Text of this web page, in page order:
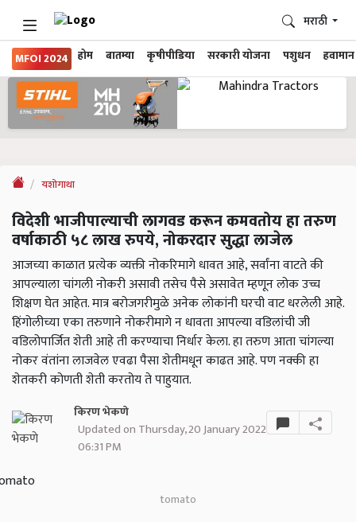
MFOI 2024 होम बातम्या कृषीपीडिया सरकारी योजना पशुधन हवामान
मराठी
यशोगाथा
विदेशी भाजीपाल्याची लागवड करून कमवतोय हा तरुण
वर्षाकाठी ५८ लाख रुपये, नोकरदार सुद्धा लाजेल
आजच्या काळात प्रत्येक व्यक्ती नोकरिमागे धावत आहे, सर्वांना वाटते की
आपल्याला चांगली नोकरी असावी तसेच पैसे असावेत म्हणून लोक उच्च
शिक्षण घेत आहेत. मात्र बरोजगरीमुळे अनेक लोकांनी घरची वाट धरलेली आहे.
हिंगोलीच्या एका तरुणाने नोकरीमागे न धावता आपल्या वडिलांची जी
वडिलोपार्जित शेती आहे ती करण्याचा निर्धार केला. हा तरुण आता चांगल्या
नोकर वंतांना लाजवेल एवढा पैसा शेतीमधून काढत आहे. पण नक्की हा
शेतकरी कोणती शेती करतोय ते पाहुयात.
किरण भेकणे
Updated on Thursday, 20 January 2022
06:31 PM
tomato